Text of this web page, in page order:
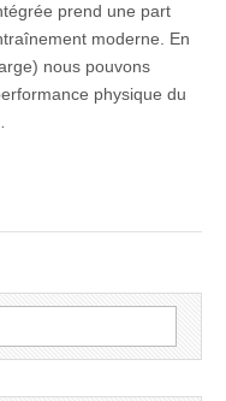
prend une part
moderne. En
nous pouvons
physique du